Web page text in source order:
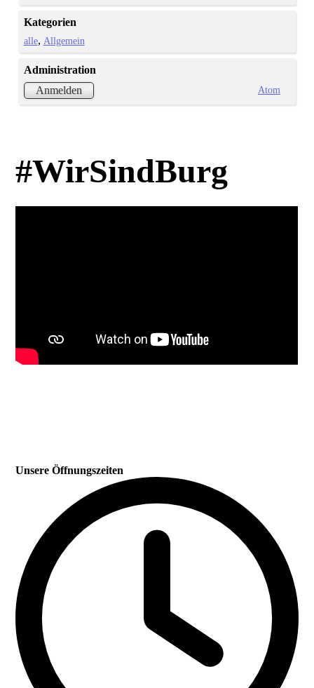
Kategorien
alle Allgemein
Administration
Anmelden
Atom
#WirSindBurg
Unsere Öffnungszeiten